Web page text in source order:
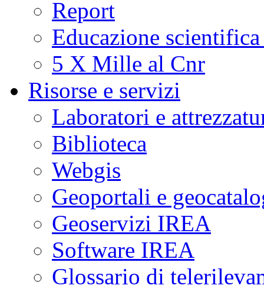
Report
Educazione
5 X Mille al Cnr
Risorse e servizi
Laboratori e
Biblioteca
Webgis
Geoportali e
Geoservizi IREA
Software IREA
Glossario di